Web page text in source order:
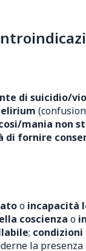
di suicidio/
mania non
di fornire
o incapacità
coscienza o
;
la presenza